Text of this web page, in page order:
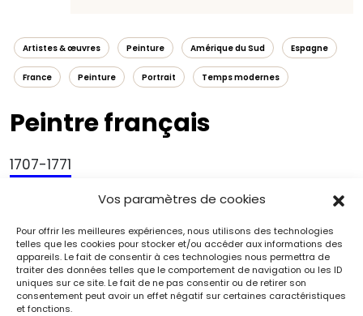
Vos paramètres de cookies
Pour offrir les meilleures expériences, nous utilisons des technologies
telles que les cookies pour stocker et/ou accéder aux informations des
appareils. Le fait de consentir à ces technologies nous permettra de
traiter des données telles que le comportement de navigation ou les ID
uniques sur ce site. Le fait de ne pas consentir ou de retirer son
consentement peut avoir un effet négatif sur certaines caractéristiques
et fonctions.
Artistes & œuvres Peinture Amérique du Sud Espagne
France Peinture Portrait Temps modernes
Peintre français
1707-1771
Reçu à l’Académie royale de peinture et de sculpture
Philippe V d’Espagne